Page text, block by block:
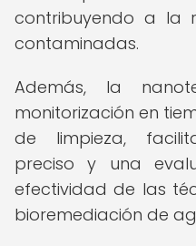
contribuyendo a la
contaminadas.
Además, la
monitorización en
de limpieza,
preciso y una
efectividad de las
bioremediación de